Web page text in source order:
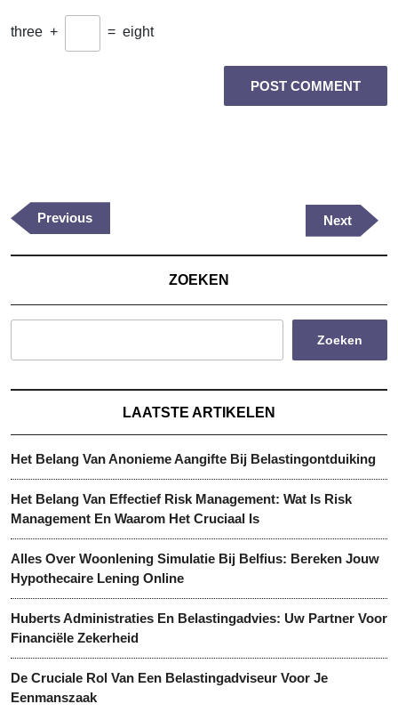
three + = eight
Previous
Post
Previous
Next
Post
Next
ZOEKEN
Zoeken
LAATSTE ARTIKELEN
Het Belang Van Anonieme Aangifte Bij Belastingontduiking
Het Belang Van Effectief Risk Management: Wat Is Risk
Management En Waarom Het Cruciaal Is
Alles Over Woonlening Simulatie Bij Belfius: Bereken Jouw
Hypothecaire Lening Online
Huberts Administraties En Belastingadvies: Uw Partner Voor
Financiële Zekerheid
De Cruciale Rol Van Een Belastingadviseur Voor Je
Eenmanszaak